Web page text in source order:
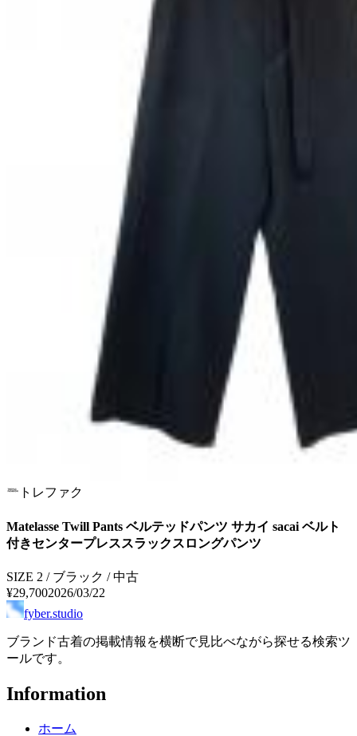
トレファク
Matelasse Twill Pants ベルテッドパンツ サカイ sacai ベルト
付きセンタープレススラックスロングパンツ
SIZE 2 / ブラック / 中古
¥29,7002026/03/22
fyber.studio
ブランド古着の掲載情報を横断で見比べながら探せる検索ツ
ールです。
Information
ホーム